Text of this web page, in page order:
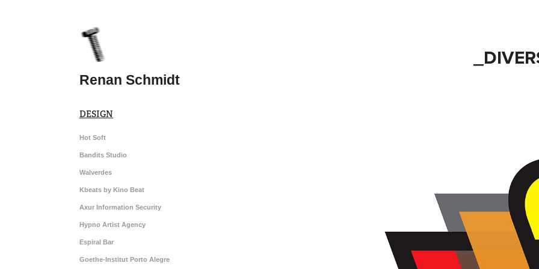
Renan Schmidt
DESIGN
Hot Soft
Bandits Studio
Walverdes
Kbeats by Kino Beat
Axur Information Security
Hypno Artist Agency
Espiral Bar
Goethe-Institut Porto Alegre